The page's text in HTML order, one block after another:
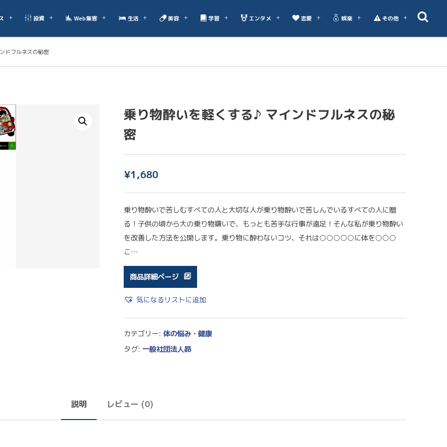
投資 Web集客 生活 美容 学習 エンタメ 恋愛 娯楽 その他
ドフルネスの秘密
乗り物酔いを軽くする♪ マインドフルネスの秘
密
¥1,680
乗り物酔いで苦しむすべての人と大切な人が乗り物酔いで苦しんでいるすべての人に贈
る！子供の頃から大の乗り物嫌いで、もっとも苦手な行事が遠足！そんな私が乗り物酔い
を改善した方法を公開します。乗り物に酔わないコツ、それは○○○○○に体を○○○
こ…
商品詳細ページ
気になるリストに追加
カテゴリー: 体の悩み・健康
タグ: 一般社団法人昴
説明 レビュー (0)